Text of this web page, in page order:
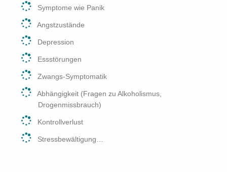
Symptome wie Panik
Angstzustände
Depression
Essstörungen
Zwangs-Symptomatik
Abhängigkeit (Fragen zu Alkoholismus,
Drogenmissbrauch)
Kontrollverlust
Stressbewältigung…